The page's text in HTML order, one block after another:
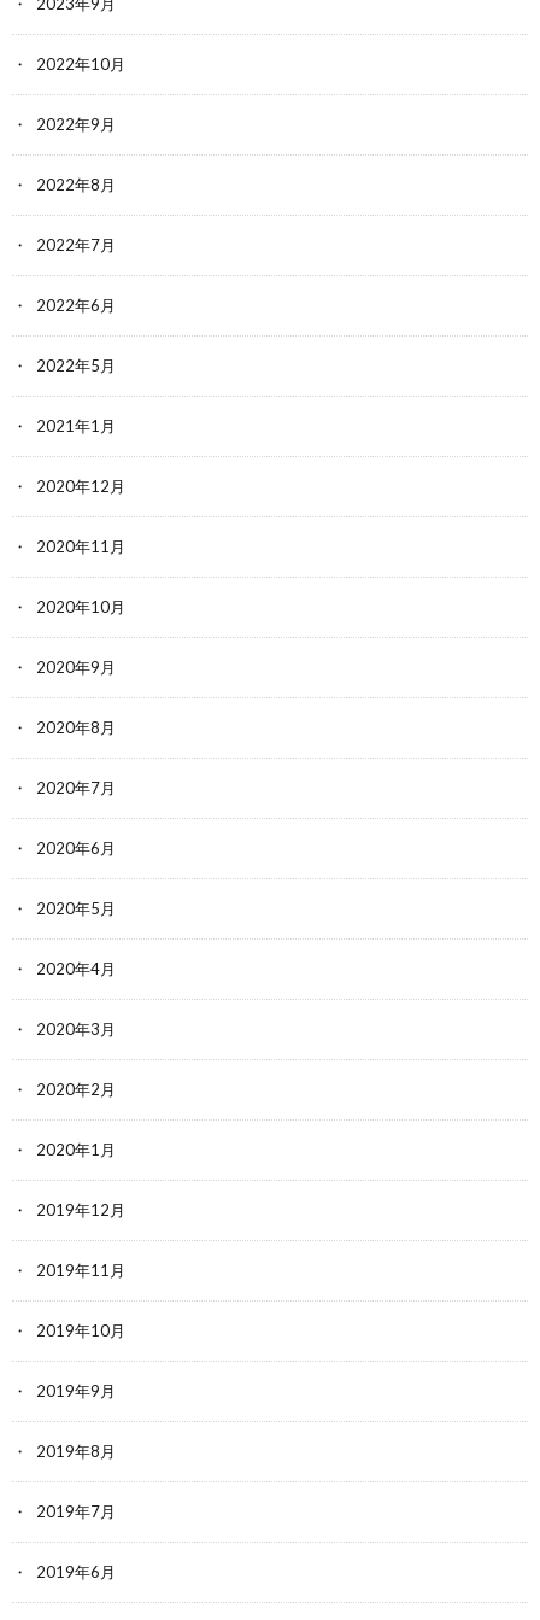
2022年10月
2022年9月
2022年8月
2022年7月
2022年6月
2022年5月
2021年1月
2020年12月
2020年11月
2020年10月
2020年9月
2020年8月
2020年7月
2020年6月
2020年5月
2020年4月
2020年3月
2020年2月
2020年1月
2019年12月
2019年11月
2019年10月
2019年9月
2019年8月
2019年7月
2019年6月